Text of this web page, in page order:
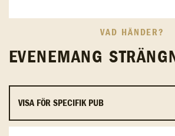
VAD HÄNDER?
EVENEMANG